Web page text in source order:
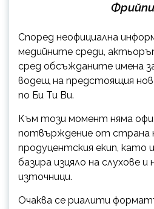
Според неофициална
медийните среди,
сред обсъжданите имена
водещ на предстоящия
по Би Ти Ви.
Към този момент няма
потвърждение от страна
продуцентския екип, като
базира изцяло на слухове
източници.
Очаква се риалити